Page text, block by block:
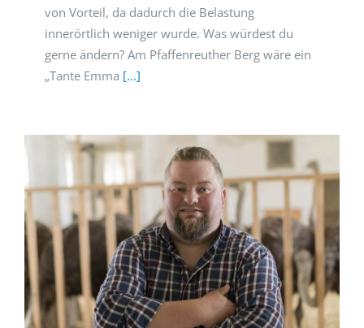
von Vorteil, da dadurch die Belastung
innerörtlich weniger wurde. Was würdest du
gerne ändern? Am Pfaffenreuther Berg wäre ein
„Tante Emma [...]